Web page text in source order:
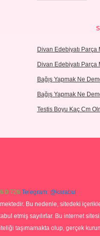
Divan Edebiyatı Parça
Divan Edebiyatı Parça
Bağış Yapmak Ne
Bağış Yapmak Ne
Testis Boyu Kaç Cm
0 726 Telegram: @karabul
Bu nedenle, sitedeki
etmiş sayılırlar. Bu internet
taşımamakta olup, gerçek